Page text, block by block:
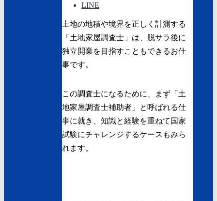
LINE
土地の地積や境界を正しく計測する
「土地家屋調査士」は、脱サラ後に
独立開業を目指すこともできるお仕
事です。
この調査士になるために、まず「土
地家屋調査士補助者」と呼ばれる仕
事に就き、知識と経験を重ねて国家
試験にチャレンジするケースもみら
れます。